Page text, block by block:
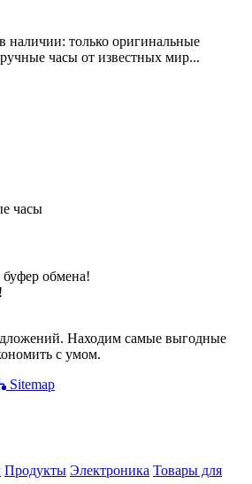
наличии: только оригинальные
часы от известных мир...
часы
обмена!
Находим самые выгодные
с умом.
Sitemap
Продукты Электроника Товары для